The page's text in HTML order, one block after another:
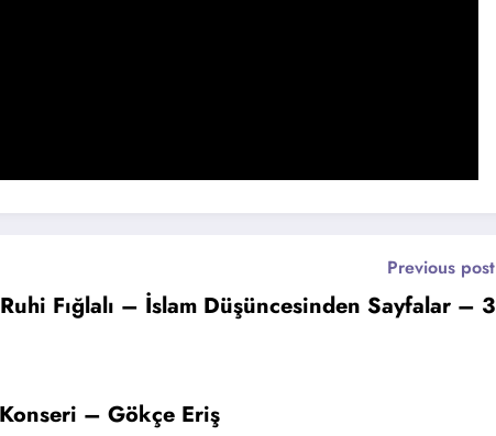
Previous post
Fığlalı – İslam Düşüncesinden Sayfalar – 3
– Gökçe Eriş